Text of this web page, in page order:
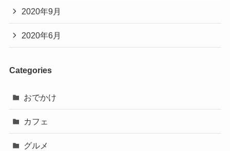
2020年9月
2020年6月
Categories
おでかけ
カフェ
グルメ